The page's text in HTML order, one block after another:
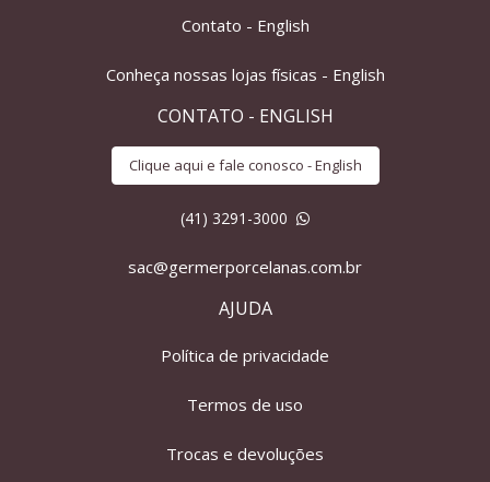
Contato - English
Conheça nossas lojas físicas - English
CONTATO - ENGLISH
Clique aqui e fale conosco - English
(41) 3291-3000
sac@germerporcelanas.com.br
AJUDA
Política de privacidade
Termos de uso
Trocas e devoluções